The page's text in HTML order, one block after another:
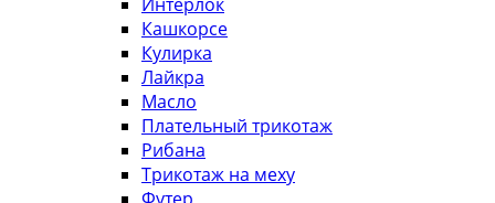
Кашкорсе
Кулирка
Лайкра
Масло
Плательный трикотаж
Рибана
Трикотаж на меху